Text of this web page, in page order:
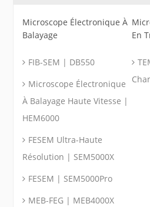
Microscope Électronique À
Balayage
FIB-SEM | DB550
Microscope Électronique
À Balayage Haute Vitesse |
HEM6000
FESEM Ultra-Haute
Résolution | SEM5000X
FESEM | SEM5000Pro
MEB-FEG | MEB4000X
En